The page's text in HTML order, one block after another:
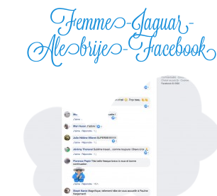
Femme-Jaguar-
Alebrije-Facebook